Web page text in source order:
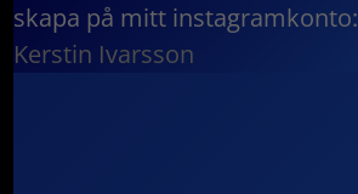
skapa på mitt instagramkonto:
Kerstin Ivarsson